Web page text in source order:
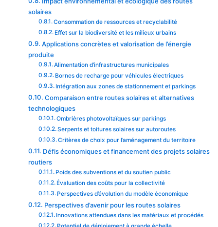
solaires
Consommation de ressources et recyclabilité
Effet sur la biodiversité et les milieux urbains
Applications concrètes et valorisation de l’énergie
produite
Alimentation d’infrastructures municipales
Bornes de recharge pour véhicules électriques
Intégration aux zones de stationnement et parkings
Comparaison entre routes solaires et alternatives
technologiques
Ombrières photovoltaïques sur parkings
Serpents et toitures solaires sur autoroutes
Critères de choix pour l’aménagement du territoire
Défis économiques et financement des projets solaires
routiers
Poids des subventions et du soutien public
Évaluation des coûts pour la collectivité
Perspectives d’évolution du modèle économique
Perspectives d’avenir pour les routes solaires
Innovations attendues dans les matériaux et procédés